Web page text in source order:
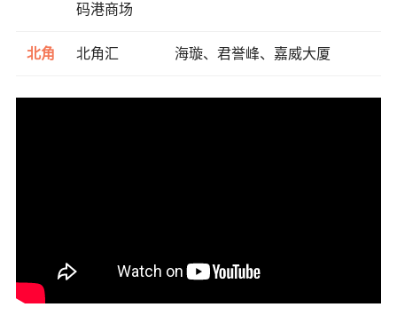
码港商场
北角 北角汇 海璇、君誉峰、嘉威大厦